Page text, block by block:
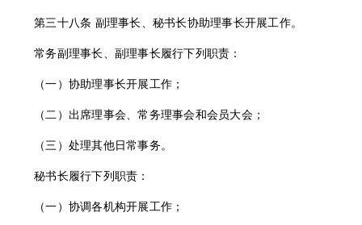
第三十八条 副理事长、秘书长协助理事长开展工作。
常务副理事长、副理事长履行下列职责：
（一）协助理事长开展工作；
（二）出席理事会、常务理事会和会员大会；
（三）处理其他日常事务。
秘书长履行下列职责：
（一）协调各机构开展工作；